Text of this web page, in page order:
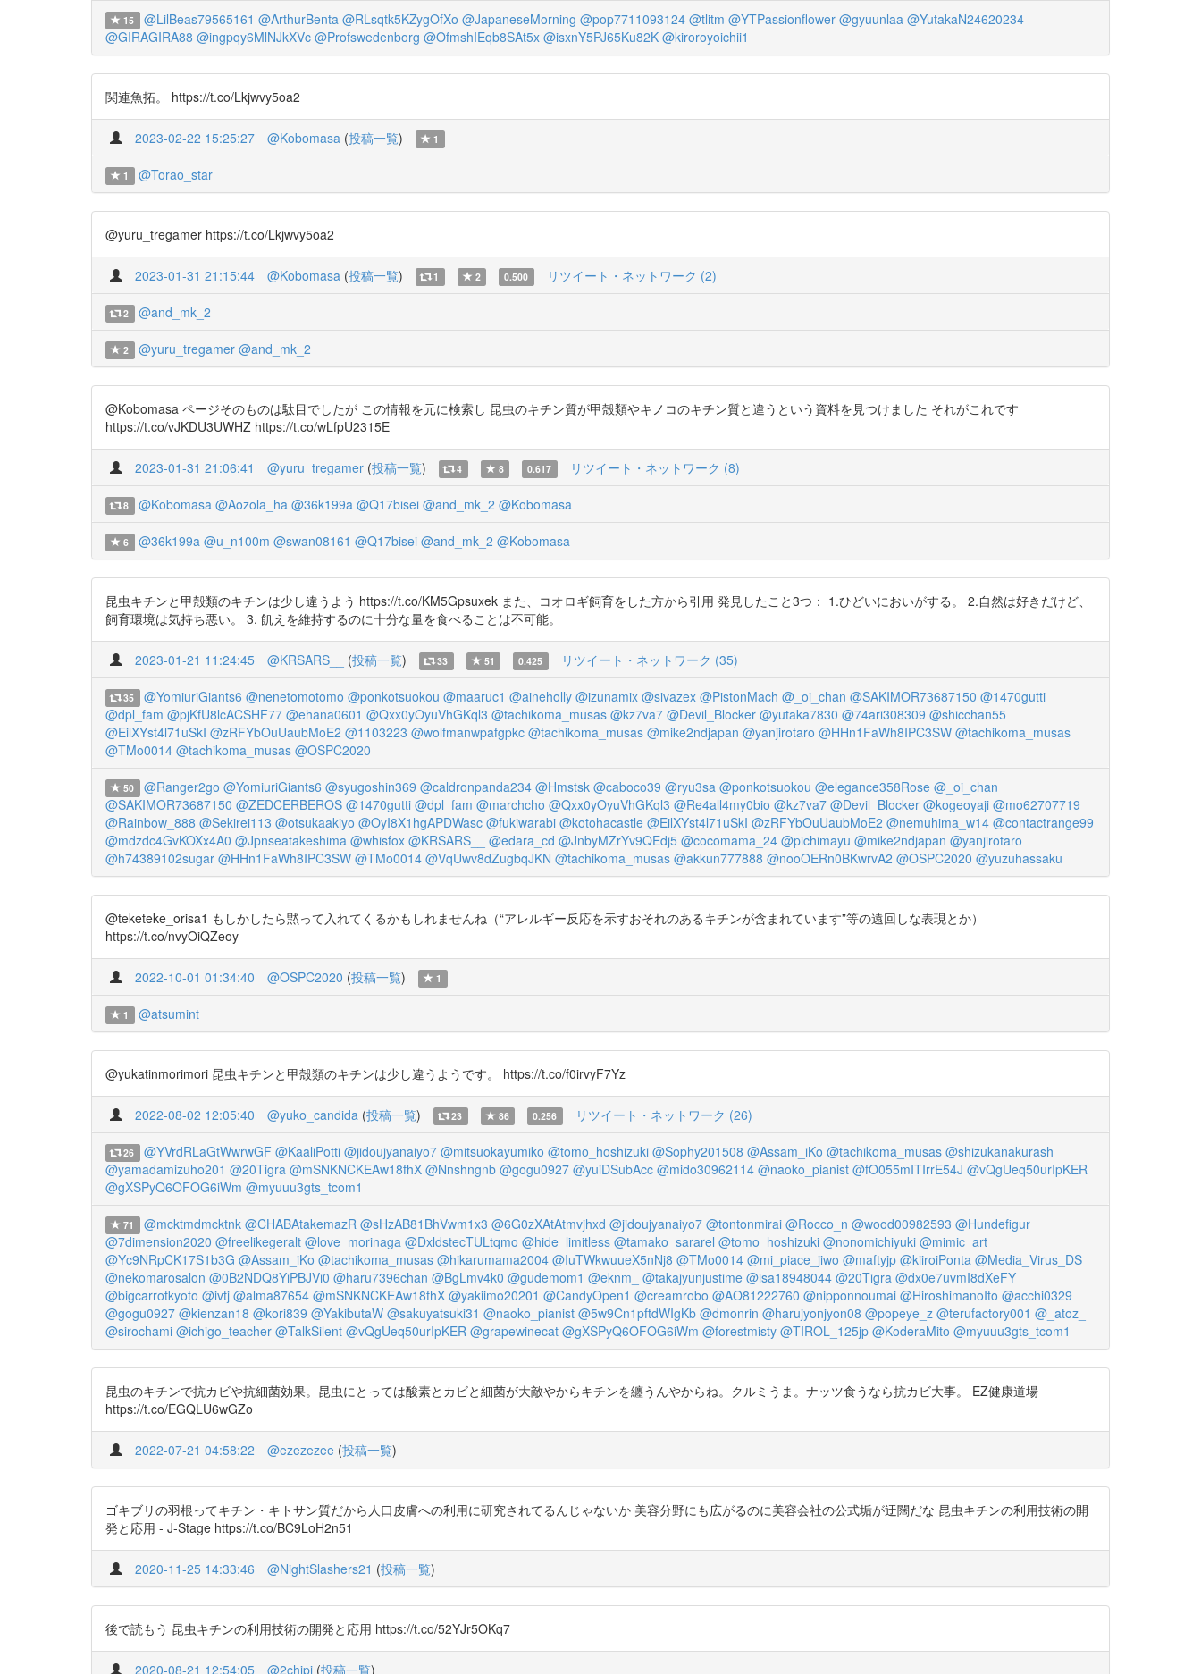
15 @LilBeas79565161 @ArthurBenta @RLsqtk5KZygOfXo @JapaneseMorning @pop7711093124 @tlitm @YTPassionflower @gyuunlaa @YutakaN24620234
@GIRAGIRA88 @ingpqy6MlNJkXVc @Profswedenborg @OfmshIEqb8SAt5x @isxnY5PJ65Ku82K @kiroroyoichii1
関連魚拓。 https://t.co/Lkjwvy5oa2
2023-02-22 15:25:27 @Kobomasa (投稿一覧) 1
1 @Torao_star
@yuru_tregamer https://t.co/Lkjwvy5oa2
2023-01-31 21:15:44 @Kobomasa (投稿一覧) 1 2 0.500 リツイート・ネットワーク (2)
2 @and_mk_2
2 @yuru_tregamer @and_mk_2
@Kobomasa ページそのものは駄目でしたが この情報を元に検索し 昆虫のキチン質が甲殻類やキノコのキチン質と違うという資料を見つけました それがこれです
https://t.co/vJKDU3UWHZ https://t.co/wLfpU2315E
2023-01-31 21:06:41 @yuru_tregamer (投稿一覧) 4 8 0.617 リツイート・ネットワーク (8)
8 @Kobomasa @Aozola_ha @36k199a @Q17bisei @and_mk_2 @Kobomasa
6 @36k199a @u_n100m @swan08161 @Q17bisei @and_mk_2 @Kobomasa
昆虫キチンと甲殻類のキチンは少し違うよう https://t.co/KM5Gpsuxek また、コオロギ飼育をした方から引用 発見したこと3つ： 1.ひどいにおいがする。 2.自然は好きだけど、
飼育環境は気持ち悪い。 3. 飢えを維持するのに十分な量を食べることは不可能。
2023-01-21 11:24:45 @KRSARS__ (投稿一覧) 33 51 0.425 リツイート・ネットワーク (35)
35 @YomiuriGiants6 @nenetomotomo @ponkotsuokou @maaruc1 @aineholly @izunamix @sivazex @PistonMach @_oi_chan @SAKIMOR73687150 @1470gutti
@dpl_fam @pjKfU8lcACSHF77 @ehana0601 @Qxx0yOyuVhGKql3 @tachikoma_musas @kz7va7 @Devil_Blocker @yutaka7830 @74ari308309 @shicchan55
@EilXYst4l71uSkI @zRFYbOuUaubMoE2 @1103223 @wolfmanwpafgpkc @tachikoma_musas @mike2ndjapan @yanjirotaro @HHn1FaWh8IPC3SW @tachikoma_musas
@TMo0014 @tachikoma_musas @OSPC2020
50 @Ranger2go @YomiuriGiants6 @syugoshin369 @caldronpanda234 @Hmstsk @caboco39 @ryu3sa @ponkotsuokou @elegance358Rose @_oi_chan
@SAKIMOR73687150 @ZEDCERBEROS @1470gutti @dpl_fam @marchcho @Qxx0yOyuVhGKql3 @Re4all4my0bio @kz7va7 @Devil_Blocker @kogeoyaji @mo62707719
@Rainbow_888 @Sekirei113 @otsukaakiyo @OyI8X1hgAPDWasc @fukiwarabi @kotohacastle @EilXYst4l71uSkI @zRFYbOuUaubMoE2 @nemuhima_w14 @contactrange99
@mdzdc4GvKOXx4A0 @Jpnseatakeshima @whisfox @KRSARS__ @edara_cd @JnbyMZrYv9QEdj5 @cocomama_24 @pichimayu @mike2ndjapan @yanjirotaro
@h74389102sugar @HHn1FaWh8IPC3SW @TMo0014 @VqUwv8dZugbqJKN @tachikoma_musas @akkun777888 @nooOERn0BKwrvA2 @OSPC2020 @yuzuhassaku
@teketeke_orisa1 もしかしたら黙って入れてくるかもしれませんね（“アレルギー反応を示すおそれのあるキチンが含まれています”等の遠回しな表現とか）
https://t.co/nvyOiQZeoy
2022-10-01 01:34:40 @OSPC2020 (投稿一覧) 1
1 @atsumint
@yukatinmorimori 昆虫キチンと甲殻類のキチンは少し違うようです。 https://t.co/f0irvyF7Yz
2022-08-02 12:05:40 @yuko_candida (投稿一覧) 23 86 0.256 リツイート・ネットワーク (26)
26 @YVrdRLaGtWwrwGF @KaaliPotti @jidoujyanaiyo7 @mitsuokayumiko @tomo_hoshizuki @Sophy201508 @Assam_iKo @tachikoma_musas @shizukanakurash
@yamadamizuho201 @20Tigra @mSNKNCKEAw18fhX @Nnshngnb @gogu0927 @yuiDSubAcc @mido30962114 @naoko_pianist @fO055mITIrrE54J @vQgUeq50urIpKER
@gXSPyQ6OFOG6iWm @myuuu3gts_tcom1
71 @mcktmdmcktnk @CHABAtakemazR @sHzAB81BhVwm1x3 @6G0zXAtAtmvjhxd @jidoujyanaiyo7 @tontonmirai @Rocco_n @wood00982593 @Hundefigur
@7dimension2020 @freelikegeralt @love_morinaga @DxldstecTULtqmo @hide_limitless @tamako_sararel @tomo_hoshizuki @nonomichiyuki @mimic_art
@Yc9NRpCK17S1b3G @Assam_iKo @tachikoma_musas @hikarumama2004 @IuTWkwuueX5nNj8 @TMo0014 @mi_piace_jiwo @maftyjp @kiiroiPonta @Media_Virus_DS
@nekomarosalon @0B2NDQ8YiPBJVi0 @haru7396chan @BgLmv4k0 @gudemom1 @eknm_ @takajyunjustime @isa18948044 @20Tigra @dx0e7uvmI8dXeFY
@bigcarrotkyoto @ivtj @alma87654 @mSNKNCKEAw18fhX @yakiimo20201 @CandyOpen1 @creamrobo @AO81222760 @nipponnoumai @HiroshimanoIto @acchi0329
@gogu0927 @kienzan18 @kori839 @YakibutaW @sakuyatsuki31 @naoko_pianist @5w9Cn1pftdWIgKb @dmonrin @harujyonjyon08 @popeye_z @terufactory001 @_atoz_
@sirochami @ichigo_teacher @TalkSilent @vQgUeq50urIpKER @grapewinecat @gXSPyQ6OFOG6iWm @forestmisty @TIROL_125jp @KoderaMito @myuuu3gts_tcom1
昆虫のキチンで抗カビや抗細菌効果。昆虫にとっては酸素とカビと細菌が大敵やからキチンを纏うんやからね。クルミうま。ナッツ食うなら抗カビ大事。 EZ健康道場
https://t.co/EGQLU6wGZo
2022-07-21 04:58:22 @ezezezee (投稿一覧)
ゴキブリの羽根ってキチン・キトサン質だから人口皮膚への利用に研究されてるんじゃないか 美容分野にも広がるのに美容会社の公式垢が迂闊だな 昆虫キチンの利用技術の開
発と応用 - J-Stage https://t.co/BC9LoH2n51
2020-11-25 14:33:46 @NightSlashers21 (投稿一覧)
後で読もう 昆虫キチンの利用技術の開発と応用 https://t.co/52YJr5OKq7
2020-08-21 12:54:05 @2chipi (投稿一覧)